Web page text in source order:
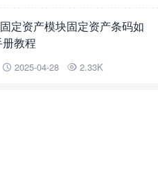
定资产模块固定资产条码如
教程
 2025-04-28  2.33K